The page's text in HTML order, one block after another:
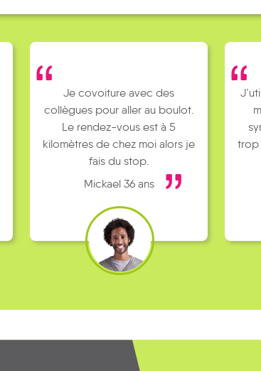
Je covoiture avec des
collègues pour aller au boulot.
Le rendez-vous est à 5
kilomètres de chez moi alors je
fais du stop.
Mickael 36 ans
trop